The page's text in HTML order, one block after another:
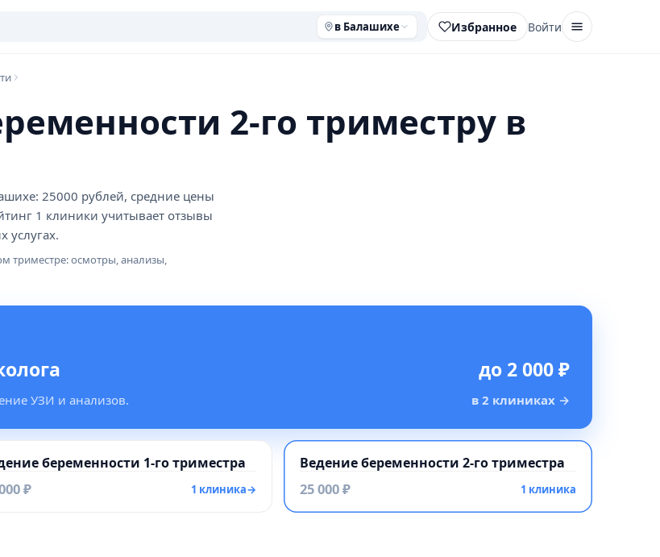
в Балашихе Избранное Войти
2-го триместру в
25000 рублей, средние цены
1 клиники учитывает отзывы
услугах.
триместре: осмотры, анализы,
УЗИ и анализов.
до 2 000 ₽
в 2 клиниках →
беременности 1-го триместра
₽ 1 клиника→
Ведение беременности 2-го триместра
25 000 ₽ 1 клиника